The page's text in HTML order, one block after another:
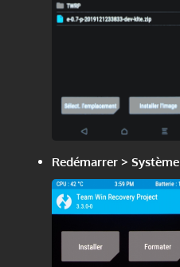
Redémarrer > Système